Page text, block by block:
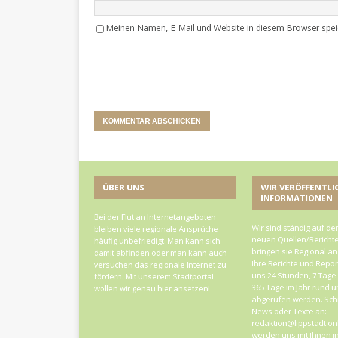
Meinen Namen, E-Mail und Website in diesem Browser
ÜBER UNS
Bei der Flut an Internetangeboten
bleiben viele regionale Ansprüche
häufig unbefriedigt. Man kann sich
damit abfinden oder man kann auch
versuchen das regionale Internet zu
fördern. Mit unserem Stadtportal
wollen wir genau hier ansetzen!
WIR
INFORMATIONEN
Wir sind ständig auf
neuen Quellen/
bringen sie Regional
Ihre Berichte und
uns 24 Stunden, 7
365 Tage im Jahr rund
abgerufen werden.
News oder Texte an:
werden uns mit Ihnen